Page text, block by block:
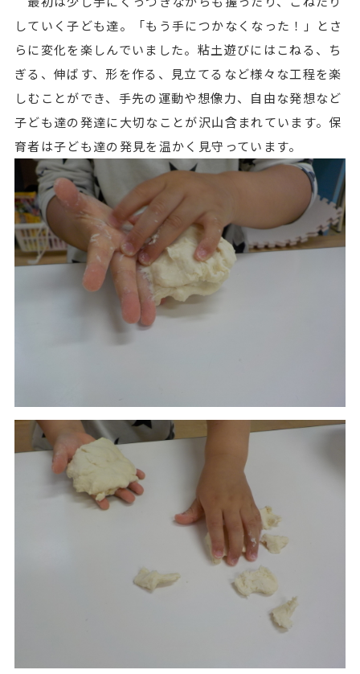
していく子ども達。「もう手につかなくなった！」とさ
らに変化を楽しんでいました。粘土遊びにはこねる、ち
ぎる、伸ばす、形を作る、見立てるなど様々な工程を楽
しむことができ、手先の運動や想像力、自由な発想など
子ども達の発達に大切なことが沢山含まれています。保
育者は子ども達の発見を温かく見守っています。